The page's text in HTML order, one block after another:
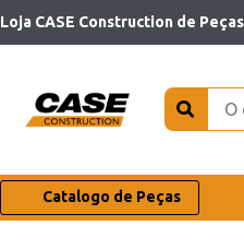
Loja CASE Construction de
Catalogo de Peças